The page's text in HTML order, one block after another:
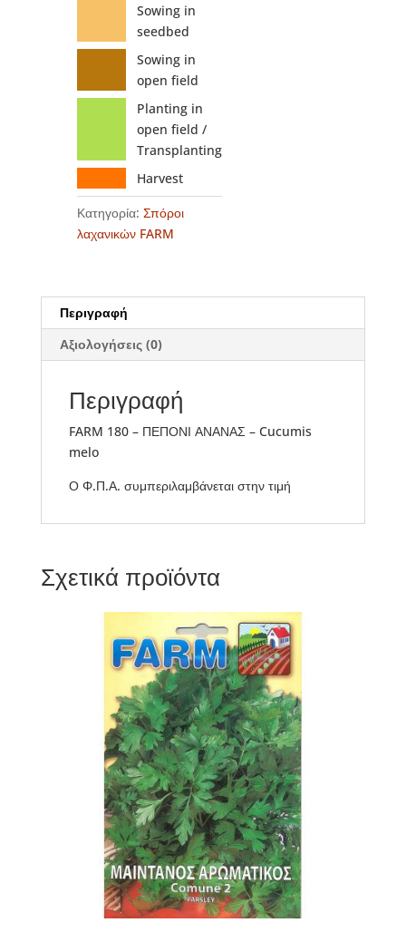
Sowing in
seedbed
Sowing in
open field
Planting in
open field /
Transplanting
Harvest
Κατηγορία: Σπόροι
λαχανικών FARM
Περιγραφή
Αξιολογήσεις (0)
Περιγραφή
FARM 180 – ΠΕΠΟΝΙ ΑΝΑΝΑΣ – Cucumis
melo
Ο Φ.Π.Α. συμπεριλαμβάνεται στην τιμή
Σχετικά προϊόντα